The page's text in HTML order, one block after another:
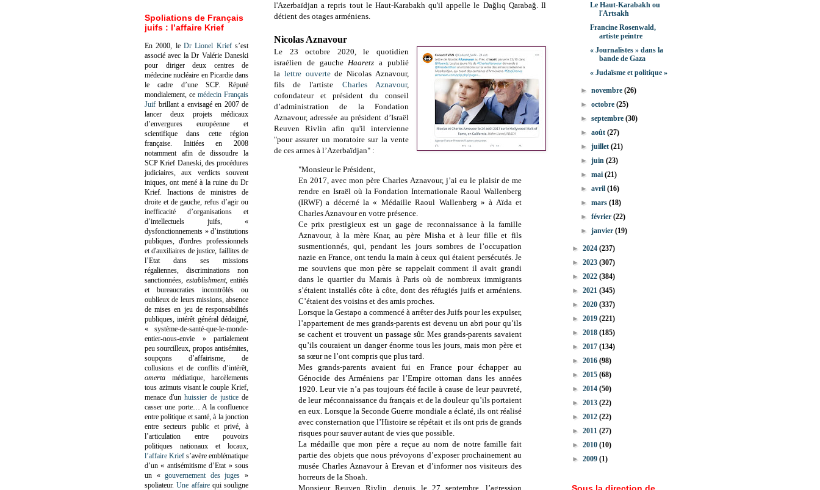
l'Azerbaïdjan a repris tout le Haut-Karabakh qu'il appelle le Dağlıq Qarabağ. Il
détient des otages arméniens.
Nicolas Aznavour
Le 23 octobre 2020, le quotidien
israélien de gaucheHaaretz a publié
la lettre ouvertede Nicolas Aznavour,
fils de l'artiste Charles Aznavour,
cofondateur et président du conseil
d’administration de la Fondation
Aznavour, adressée au président d’Israël
Reuven Rivlin afin qu'il intervienne
"pour assurer un moratoire sur la vente
de ces armes à l’Azerbaïdjan" :
"Monsieur le Président,
En 2017, avec mon père Charles Aznavour, j’ai eu le plaisir de me
rendre en Israël où la Fondation Internationale Raoul Wallenberg
(IRWF) a décerné la « Médaille Raoul Wallenberg » à Aïda et
Charles Aznavour en votre présence.
Ce prix prestigieux est un gage de reconnaissance à la famille
Aznavour, à la mère Knar, au père Misha et à leur fille et fils
susmentionnés, qui, pendant les jours sombres de l’occupation
nazie en France, ont tendu la main à ceux qui étaient persécutés. Je
me souviens que mon père se rappelait comment il avait grandi
dans le quartier du Marais à Paris où de nombreux immigrants
s’étaient installés côte à côte, dont des réfugiés juifs et arméniens.
C’étaient des voisins et des amis proches.
Lorsque la Gestapo a commencé à arrêter des Juifs pour les expulser,
l’appartement de mes grands-parents est devenu un abri pour qu’ils
se cachent et trouvent un passage sûr. Mes grands-parents savaient
qu’ils couraient un danger énorme tous les jours, mais mon père et
sa sœur ne l’ont compris que plus tard.
Mes grands-parents avaient fui en France pour échapper au
Génocide des Arméniens par l’Empire ottoman dans les années
1920. Leur vie n’a pas toujours été facile à cause de leur pauvreté,
de leur méconnaissance du français et de la douleur qu’ils portaient
en eux. Lorsque la Seconde Guerre mondiale a éclaté, ils ont réalisé
avec consternation que l’Histoire se répétait et ils ont pris de grands
risques pour sauver autant de vies que possible.
La médaille que mon père a reçue au nom de notre famille fait
partie des objets que nous prévoyons d’exposer prochainement au
musée Charles Aznavour à Erevan et d’informer nos visiteurs des
horreurs de la Shoah.
Monsieur Reuven Rivlin, depuis le 27 septembre, l’agression
Spoliations de Français
juifs : l’affaire Krief
En 2000, le Dr Lionel Kriefs’est
associé avec la Dr Valérie Daneski
pour diriger deux centres de
médecine nucléaire en Picardie dans
le cadre d’une SCP. Réputé
mondialement, ce médecin Français
Juif brillant a envisagé en 2007 de
lancer deux projets médicaux
d’envergures européenne et
scientifique dans cette région
française. Initiées en 2008
notamment afin de dissoudre la
SCP Krief Daneski, des procédures
judiciaires, aux verdicts souvent
iniques, ont mené à la ruine du Dr
Krief. Inactions de ministres de
droite et de gauche, refus d’agir ou
inefficacité d’organisations et
d’intellectuels juifs, «
dysfonctionnements » d’institutions
publiques, d'ordres professionnels
et d'auxiliaires de justice, faillites de
l’Etat dans ses missions
régaliennes, discriminations non
sanctionnées, establishment, entités
et bureaucraties incontrôlés ou
oublieux de leurs missions, absence
de mises en jeu de responsabilités
publiques, intérêt général dédaigné,
« système-de-santé-que-le-monde-
entier-nous-envie » partialement
peu sourcilleux, propos antisémites,
soupçons d’affairisme, de
collusions et de conflits d’intérêt,
omerta médiatique, harcèlements
tous azimuts visant le couple Krief,
menace d'unhuissier de justicede
casser une porte… A la confluence
entre politique et santé, à la jonction
entre secteurs public et privé, à
l’articulation entre pouvoirs
politiques nationaux et locaux,
l’affaire Krief s’avère emblématique
d’un « antisémitisme d’Etat » sous
un «gouvernement des juges »
spoliateur.Une affairequi souligne
Le Haut-Karabakh ou
l'Artsakh
Francine Rosenwald,
artiste peintre
« Journalistes » dans la
bande de Gaza
« Judaïsme et politique »
►novembre(26)
►octobre(25)
►septembre(30)
►août(27)
►juillet(21)
►juin(23)
►mai(21)
►avril(16)
►mars(18)
►février(22)
►janvier(19)
► 2024 (237)
► 2023 (307)
► 2022 (384)
► 2021 (345)
► 2020 (337)
► 2019 (221)
► 2018 (185)
► 2017 (134)
► 2016 (98)
► 2015 (68)
► 2014 (50)
► 2013 (22)
► 2012 (22)
► 2011 (27)
► 2010 (10)
► 2009 (1)